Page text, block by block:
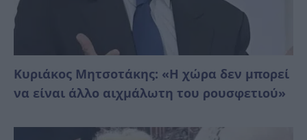
Κυριάκος Μητσοτάκης: «Η χώρα δεν μπορεί
να είναι άλλο αιχμάλωτη του ρουσφετιού»